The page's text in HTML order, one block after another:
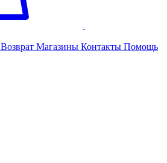
Возврат Магазины Контакты Помощь